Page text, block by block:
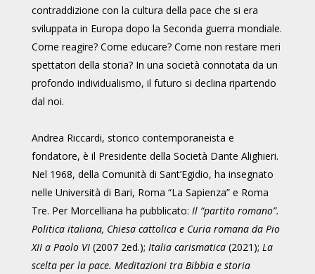
contraddizione con la cultura della pace che si era
sviluppata in Europa dopo la Seconda guerra mondiale.
Come reagire? Come educare? Come non restare meri
spettatori della storia? In una società connotata da un
profondo individualismo, il futuro si declina ripartendo
dal noi.
Andrea Riccardi, storico contemporaneista e
fondatore, è il Presidente della Società Dante Alighieri.
Nel 1968, della Comunità di Sant’Egidio, ha insegnato
nelle Università di Bari, Roma “La Sapienza” e Roma
Tre. Per Morcelliana ha pubblicato: Il “partito romano”.
Politica italiana, Chiesa cattolica e Curia romana da Pio
XII a Paolo VI (2007 2ed.); Italia carismatica(2021); La
scelta per la pace. Meditazioni tra Bibbia e storia